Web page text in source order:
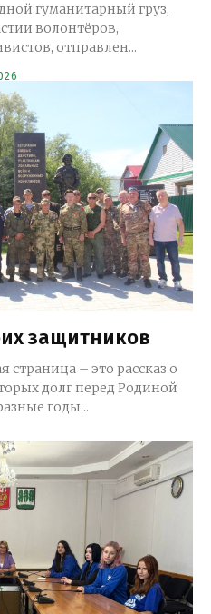
гуманитарный груз,
волонтёров,
отправлен...
защитников
страница – это рассказ о
долг перед Родиной
годы...